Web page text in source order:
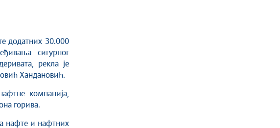
сигурног
рекла је
Хандановић.
компанија,
горива.
нафте и нафтних